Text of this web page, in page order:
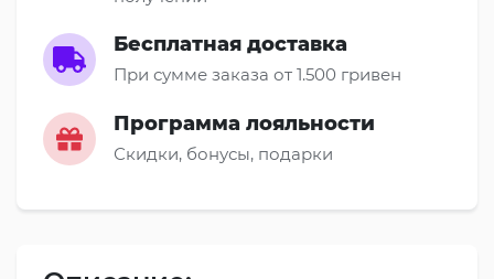
Бесплатная доставка
При сумме заказа от 1.500 гривен
Программа лояльности
Скидки, бонусы, подарки